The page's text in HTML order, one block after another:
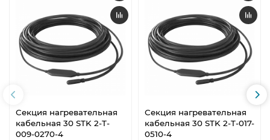
Секция нагревательная
кабельная 30 STK 2-T-
009-0270-4
Секция нагревательная
кабельная 30 STK 2-T-017-
0510-4